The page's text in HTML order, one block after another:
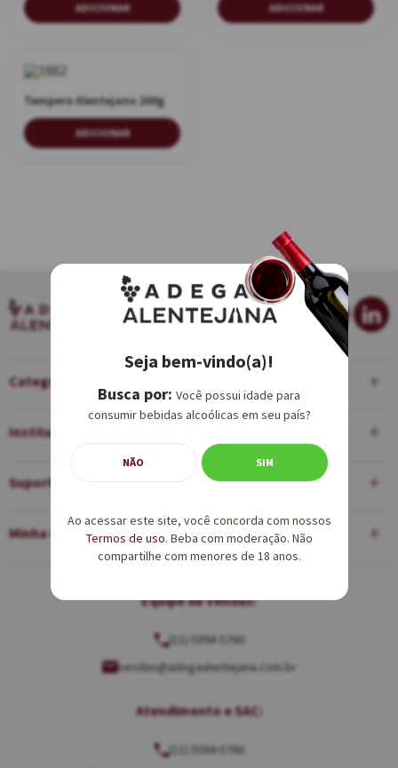
ADICIONAR ADICIONAR
Tempero Alentejano 200g
ADICIONAR
Categorias
Institucional
Suporte
Minha Conta
Equipe de Vendas:
(11) 5094-5760
vendas@adegaalentejana.com.br
Atendimento e SAC:
(11) 5094-5760
Seja bem-vindo(a)!
Você possui idade para
consumir bebidas alcoólicas em seu país?
NÃO SIM
Ao acessar este site, você concorda com nossos
Termos de uso. Beba com moderação. Não
compartilhe com menores de 18 anos.